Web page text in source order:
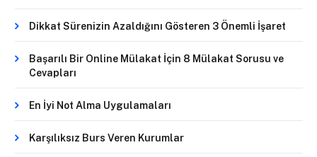
Dikkat Sürenizin Azaldığını Gösteren 3 Önemli İşaret
Başarılı Bir Online Mülakat İçin 8 Mülakat Sorusu ve
Cevapları
En İyi Not Alma Uygulamaları
Karşılıksız Burs Veren Kurumlar